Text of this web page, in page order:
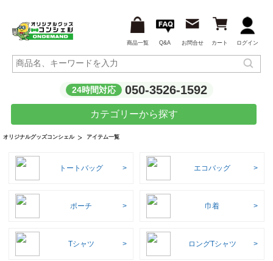
商品一覧 Q&A お問合せ カート ログイン
24時間対応 050-3526-1592
カテゴリーから探す
オリジナルグッズコンシェル アイテム一覧
トートバッグ エコバッグ
ポーチ 巾着
Tシャツ ロングTシャツ